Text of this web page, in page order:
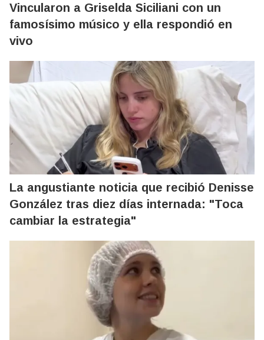
Vincularon a Griselda Siciliani con un
famosísimo músico y ella respondió en
vivo
La angustiante noticia que recibió Denisse
González tras diez días internada: "Toca
cambiar la estrategia"